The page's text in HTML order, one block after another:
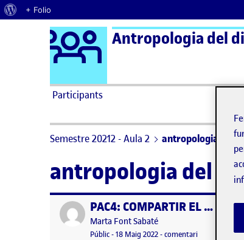
Quant al WordPress
+ Folio
Saltar al contingut Logo Ágora
Antropologia del
Participants
Semestre 20212 - Aula 2 antropologia del
antropologia del
Publicat per PAC4: COMPARTIR EL DISSENY
Publicat per
Marta Font Sabaté
Visibilitat:
Públic-Data de publicació
18 Maig 2022-comentariel PAC4: